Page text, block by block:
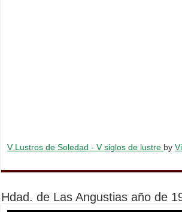
V Lustros de Soledad - V siglos de lustre by
Hdad. de Las Angustias año de